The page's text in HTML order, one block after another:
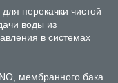
перекачки чистой
воды из
в системах
мембранного бака